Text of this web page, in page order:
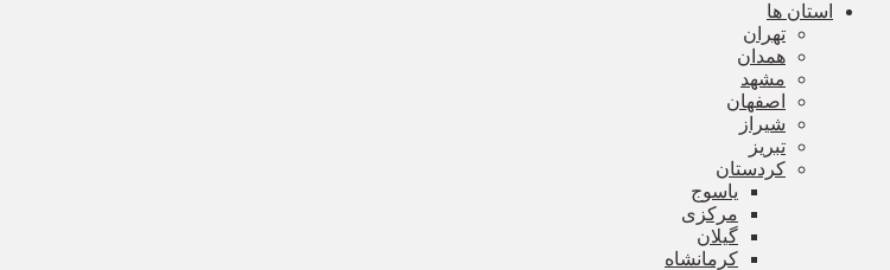
استان ها
تهران
همدان
مشهد
اصفهان
شیراز
تبریز
کردستان
یاسوج
مرکزی
گیلان
کرمانشاه